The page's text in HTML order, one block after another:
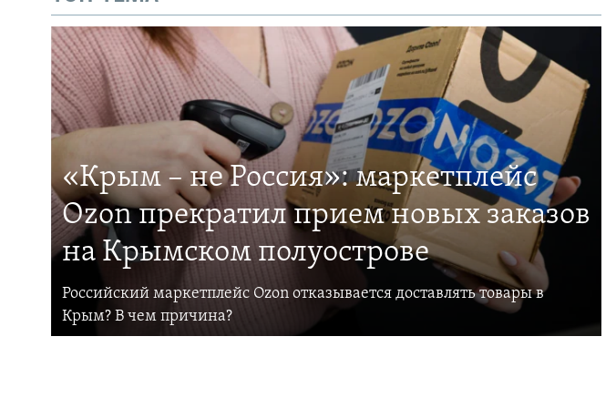
«Крым – не Россия»: маркетплейс
Ozon прекратил прием новых заказов
на Крымском полуострове
Российский маркетплейс Ozon отказывается доставлять товары в
Крым? В чем причина?